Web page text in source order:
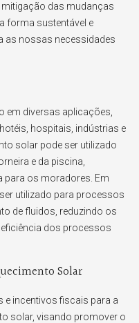
das mudanças
forma sustentável e
as nossas necessidades
em diversas aplicações,
hospitais, indústrias e
solar pode ser utilizado
e da piscina,
os moradores. Em
utilizado para processos
de fluidos, reduzindo os
dos processos
Solar
e incentivos fiscais para a
solar, visando promover o